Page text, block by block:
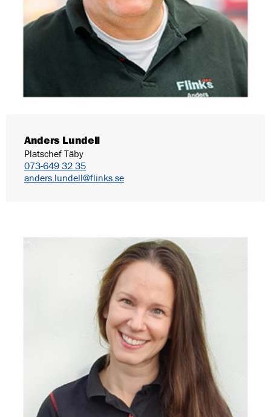
Anders Lundell
Platschef Täby
073-649 32 35
anders.lundell@flinks.se